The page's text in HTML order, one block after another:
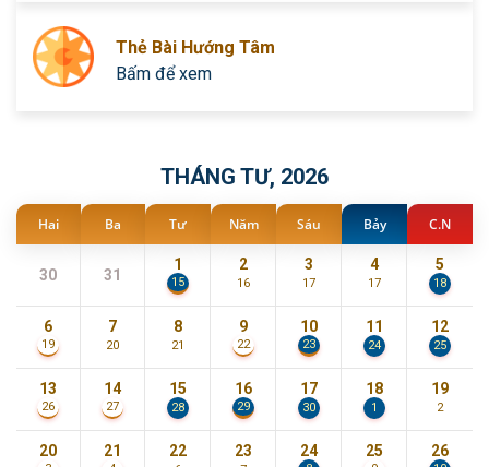
Thẻ Bài Hướng Tâm
Bấm để xem
THÁNG TƯ, 2026
Hai Ba Tư Năm Sáu Bảy C.N
30 31
1
15
2
16
3
17
4
17
5
18
6
19
7
20
8
21
9
22
10
23
11
24
12
25
13
26
14
27
15
28
16
29
17
30
18
1
19
2
20 21 22 23 24 25 26